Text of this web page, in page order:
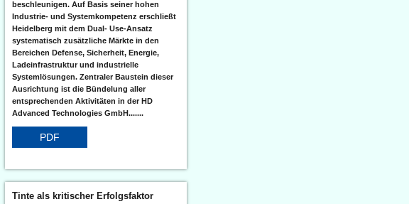
beschleunigen. Auf Basis seiner hohen
Industrie- und Systemkompetenz erschließt
Heidelberg mit dem Dual- Use-Ansatz
systematisch zusätzliche Märkte in den
Bereichen Defense, Sicherheit, Energie,
Ladeinfrastruktur und industrielle
Systemlösungen. Zentraler Baustein dieser
Ausrichtung ist die Bündelung aller
entsprechenden Aktivitäten in der HD
Advanced Technologies GmbH.......
PDF
Tinte als kritischer Erfolgsfaktor